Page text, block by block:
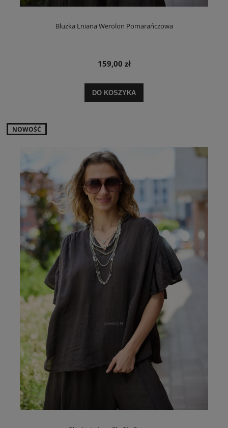
Bluzka Lniana Werolon Pomarańczowa
159,00 zł
DO KOSZYKA
NOWOŚĆ